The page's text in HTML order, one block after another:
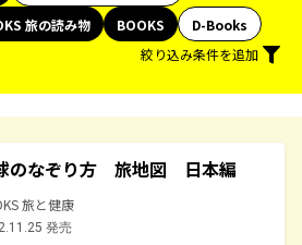
旅の読み物 BOOKS
D-Books
絞り込み条件を追加
のなぞり方 旅地図 日本編
旅と健康
発売